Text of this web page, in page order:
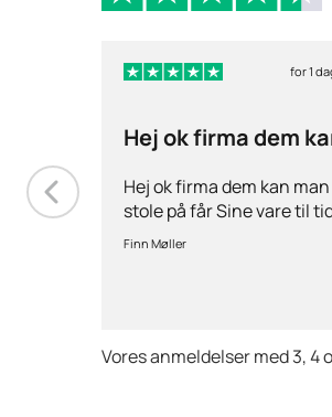
for 1
Hej ok firma dem
Hej ok firma dem kan man
stole på får Sine vare til
hurtig levering inden for 2
Finn Møller
Vores anmeldelser med 3, 4